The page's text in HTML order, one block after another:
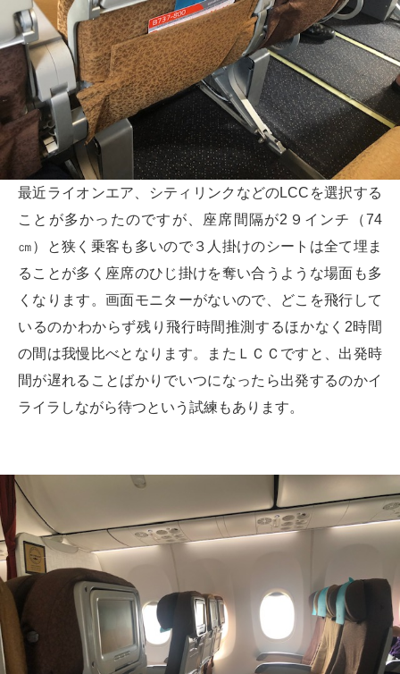
最近ライオンエア、シティリンクなどのLCCを選択する
ことが多かったのですが、座席間隔が2９インチ（74
㎝）と狭く乗客も多いので３人掛けのシートは全て埋ま
ることが多く座席のひじ掛けを奪い合うような場面も多
くなります。画面モニターがないので、どこを飛行して
いるのかわからず残り飛行時間推測するほかなく2時間
の間は我慢比べとなります。またＬＣＣですと、出発時
間が遅れることばかりでいつになったら出発するのかイ
ライラしながら待つという試練もあります。